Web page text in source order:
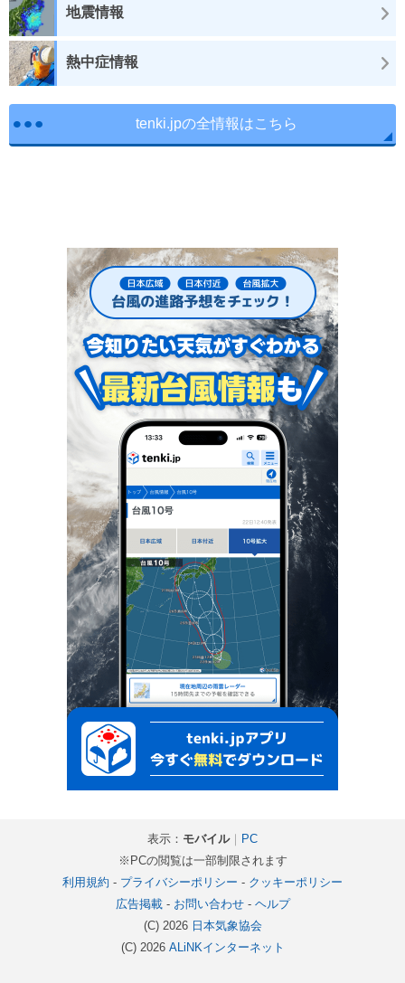
地震情報
熱中症情報
tenki.jpの全情報はこちら
表示： モバイル｜ PC
※PCの閲覧は一部制限されます
利用規約 - プライバシーポリシー - クッキーポリシー
広告掲載- お問い合わせ- ヘルプ
(C) 2026 日本気象協会
(C) 2026 ALiNKインターネット